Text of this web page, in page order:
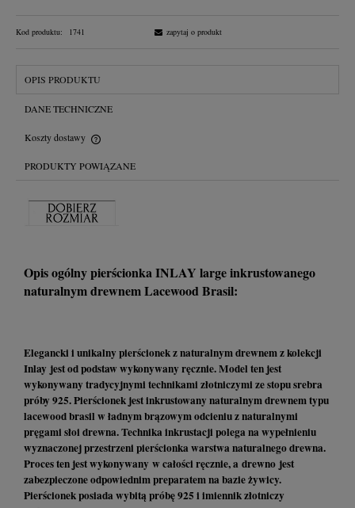
Kod produktu: 1741 zapytaj o produkt
OPIS PRODUKTU
DANE TECHNICZNE
Koszty dostawy
Cena nie zawiera ewentualnych kosztów płatności
PRODUKTY POWIĄZANE
Opis ogólny pierścionka INLAY large inkrustowanego
naturalnym drewnem Lacewood Brasil:
Elegancki i unikalny pierścionek z naturalnym drewnem z kolekcji
Inlay jest od podstaw wykonywany ręcznie. Model ten jest
wykonywany tradycyjnymi technikami złotniczymi ze stopu srebra
próby 925. Pierścionek jest inkrustowany naturalnym drewnem typu
lacewood brasil w ładnym brązowym odcieniu z naturalnymi
pręgami słoi drewna. Technika inkrustacji polega na wypełnieniu
wyznaczonej przestrzeni pierścionka warstwa naturalnego drewna.
Proces ten jest wykonywany w całości ręcznie, a drewno jest
zabezpieczone odpowiednim preparatem na bazie żywicy.
Pierścionek posiada wybitą próbę 925 i imiennik złotniczy